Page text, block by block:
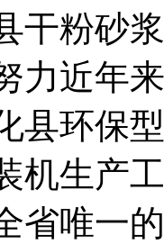
干粉砂
力近年
县环保
机生产
省唯一